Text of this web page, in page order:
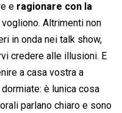
e ragionare con la
vogliono. Altrimenti non
in onda nei talk show,
credere alle illusioni. E
a casa vostra a
è lunica cosa
parlano chiaro e sono